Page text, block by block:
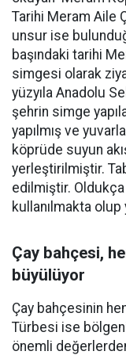
Tarihi Meram Aile
unsur ise
başındaki tarihi
simgesi olarak
yüzyıla Anadolu
şehrin simge
yapılmış ve
köprüde suyun
yerleştirilmiştir.
edilmiştir.
kullanılmakta olup
Çay bahçesi,
büyülüyor
Çay bahçesinin
Türbesi ise
önemli